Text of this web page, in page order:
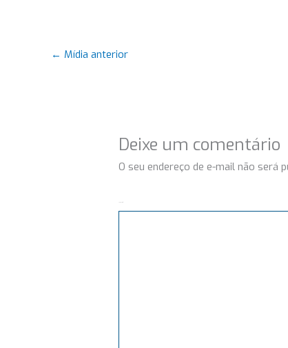
← Mídia anterior
Deixe um comentário
O seu endereço de e-mail não será